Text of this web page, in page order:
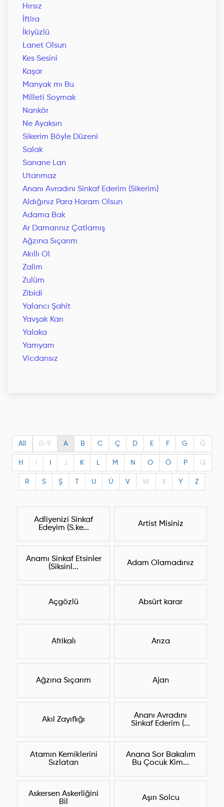
Hırsız
İftira
İkiyüzlü
Lanet Olsun
Kes Sesini
Kaşar
Manyak mı Bu
Milleti Soymak
Nankör
Ne Ayaksın
Sikerim Böyle Düzeni
Salak
Sanane Lan
Utanmaz
Ananı Avradını Sinkaf Ederim (Sikerim)
Aldığınız Para Haram Olsun
Adama Bak
Ar Damarınız Çatlamış
Ağzına Sıçarım
Akıllı Ol
Zalim
Zulüm
Zibidi
Yalancı Şahit
Yavşak Karı
Yalaka
Yamyam
Vicdansız
All 0-9 A B C Ç D E F G Ğ
H J K L M N O Ö P Q
R S Ş U Ü V W X Y Z
Adliyenizi Sinkaf
Edeyim (S.ke...
Artist Misiniz
Anamı Sinkaf Etsinler
(Siksinl...
Adam Olamadınız
Açgözlü Absürt karar
Afrikalı Arıza
Ağzına Sıçarım Ajan
Akıl Zayıflığı
Ananı Avradını
Sinkaf Ederim (...
Atamın Kemiklerini
Sızlatan
Anana Sor Bakalım
Bu Çocuk Kim...
Askersen Askerliğini
Bil
Aşırı Solcu